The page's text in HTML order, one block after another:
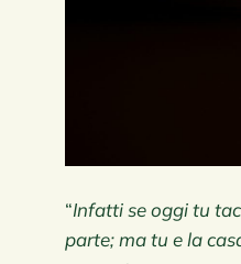
“Infatti se oggi tu
parte; ma tu e la